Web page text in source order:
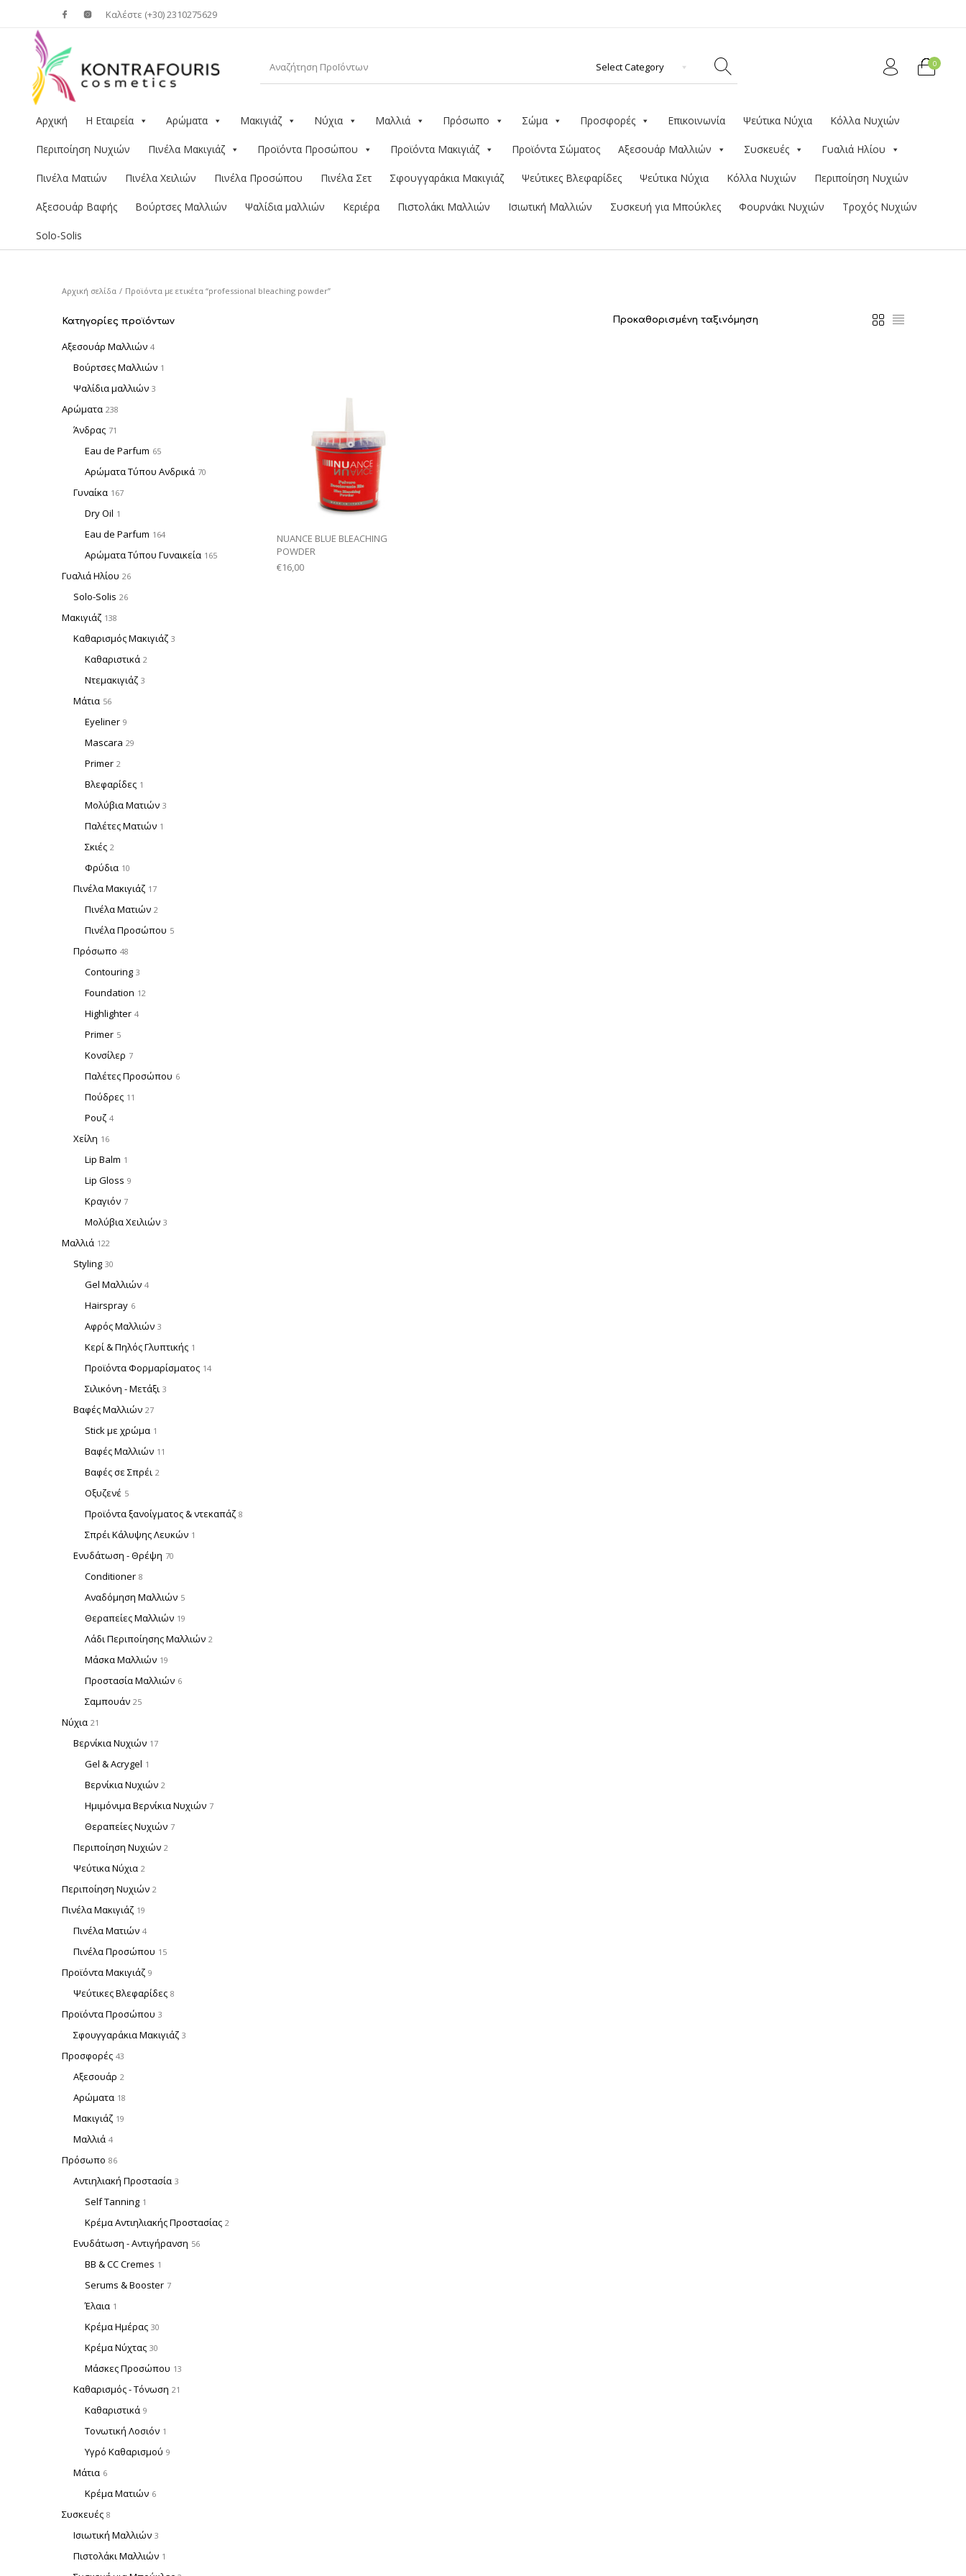
Καλέστε (+30) 2310275629
0
Αρχική Η Εταιρεία Αρώματα Μακιγιάζ Νύχια Μαλλιά Πρόσωπο Σώμα Προσφορές Επικοινωνία Ψεύτικα Νύχια Κόλλα Νυχιών
Περιποίηση Νυχιών Πινέλα Μακιγιάζ Προϊόντα Προσώπου Προϊόντα Μακιγιάζ Προϊόντα Σώματος Αξεσουάρ Μαλλιών Συσκευές Γυαλιά Ηλίου
Πινέλα Ματιών Πινέλα Χειλιών Πινέλα Προσώπου Πινέλα Σετ Σφουγγαράκια Μακιγιάζ Ψεύτικες Βλεφαρίδες Ψεύτικα Νύχια Κόλλα Νυχιών Περιποίηση Νυχιών
Αξεσουάρ Βαφής Βούρτσες Μαλλιών Ψαλίδια μαλλιών Κεριέρα Πιστολάκι Μαλλιών Ισιωτική Μαλλιών Συσκευή για Μπούκλες Φουρνάκι Νυχιών Τροχός Νυχιών
Solo-Solis
Αρχική σελίδα / Προϊόντα με ετικέτα “professional bleaching powder”
Κατηγορίες προϊόντων
Αξεσουάρ Μαλλιών 4
Βούρτσες Μαλλιών 1
Ψαλίδια μαλλιών 3
Αρώματα 238
Άνδρας 71
Eau de Parfum 65
Αρώματα Τύπου Ανδρικά 70
Γυναίκα 167
Dry Oil 1
Eau de Parfum 164
Αρώματα Τύπου Γυναικεία 165
Γυαλιά Ηλίου 26
Solo-Solis 26
Μακιγιάζ 138
Καθαρισμός Μακιγιάζ 3
Καθαριστικά 2
Ντεμακιγιάζ 3
Μάτια 56
Eyeliner 9
Mascara 29
Primer 2
Βλεφαρίδες 1
Μολύβια Ματιών 3
Παλέτες Ματιών 1
Σκιές 2
Φρύδια 10
Πινέλα Μακιγιάζ 17
Πινέλα Ματιών 2
Πινέλα Προσώπου 5
Πρόσωπο 48
Contouring 3
Foundation 12
Highlighter 4
Primer 5
Κονσίλερ 7
Παλέτες Προσώπου 6
Πούδρες 11
Ρουζ 4
Χείλη 16
Lip Balm 1
Lip Gloss 9
Κραγιόν 7
Μολύβια Χειλιών 3
Μαλλιά 122
Styling 30
Gel Μαλλιών 4
Hairspray 6
Αφρός Μαλλιών 3
Κερί & Πηλός Γλυπτικής 1
Προϊόντα Φορμαρίσματος 14
Σιλικόνη - Μετάξι 3
Βαφές Μαλλιών 27
Stick με χρώμα 1
Βαφές Μαλλιών 11
Βαφές σε Σπρέι 2
Οξυζενέ 5
Προϊόντα ξανοίγματος & ντεκαπάζ 8
Σπρέι Κάλυψης Λευκών 1
Ενυδάτωση - Θρέψη 70
Conditioner 8
Αναδόμηση Μαλλιών 5
Θεραπείες Μαλλιών 19
Λάδι Περιποίησης Μαλλιών 2
Μάσκα Μαλλιών 19
Προστασία Μαλλιών 6
Σαμπουάν 25
Νύχια 21
Βερνίκια Νυχιών 17
Gel & Acrygel 1
Βερνίκια Νυχιών 2
Ημιμόνιμα Βερνίκια Νυχιών 7
Θεραπείες Νυχιών 7
Περιποίηση Νυχιών 2
Ψεύτικα Νύχια 2
Περιποίηση Νυχιών 2
Πινέλα Μακιγιάζ 19
Πινέλα Ματιών 4
Πινέλα Προσώπου 15
Προϊόντα Μακιγιάζ 9
Ψεύτικες Βλεφαρίδες 8
Προϊόντα Προσώπου 3
Σφουγγαράκια Μακιγιάζ 3
Προσφορές 43
Αξεσουάρ 2
Αρώματα 18
Μακιγιάζ 19
Μαλλιά 4
Πρόσωπο 86
Αντιηλιακή Προστασία 3
Self Tanning 1
Κρέμα Αντιηλιακής Προστασίας 2
Ενυδάτωση - Αντιγήρανση 56
BB & CC Cremes 1
Serums & Booster 7
Έλαια 1
Κρέμα Ημέρας 30
Κρέμα Νύχτας 30
Μάσκες Προσώπου 13
Καθαρισμός - Τόνωση 21
Καθαριστικά 9
Τονωτική Λοσιόν 1
Υγρό Καθαρισμού 9
Μάτια 6
Κρέμα Ματιών 6
Συσκευές 8
Ισιωτική Μαλλιών 3
Πιστολάκι Μαλλιών 1
NUANCE BLUE BLEACHING
POWDER
€16,00